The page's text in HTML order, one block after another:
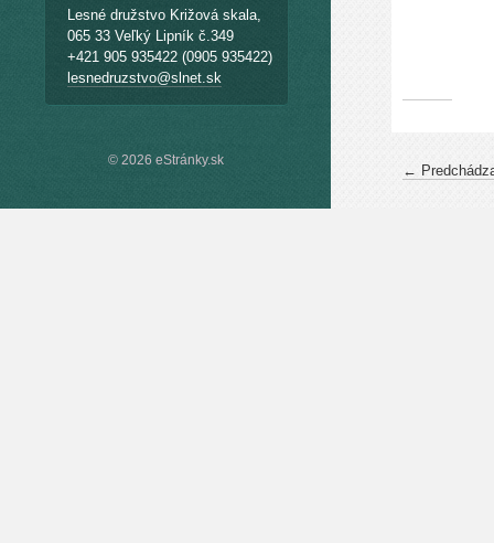
←
Lesné družstvo Križová skala,
065 33 Veľký Lipník č.349
+421 905 935422 (0905 935422)
lesnedruzstvo@slnet.sk
© 2026 eStránky.sk